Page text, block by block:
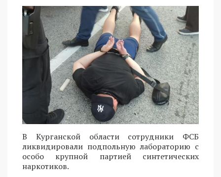
В Курганской области сотрудники ФСБ
ликвидировали подпольную лабораторию с
особо крупной партией синтетических
наркотиков.